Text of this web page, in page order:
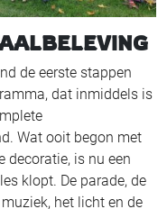
de eerste stappen
dat inmiddels is
Wat ooit begon met
decoratie, is nu een
klopt. De parade, de
het licht en de